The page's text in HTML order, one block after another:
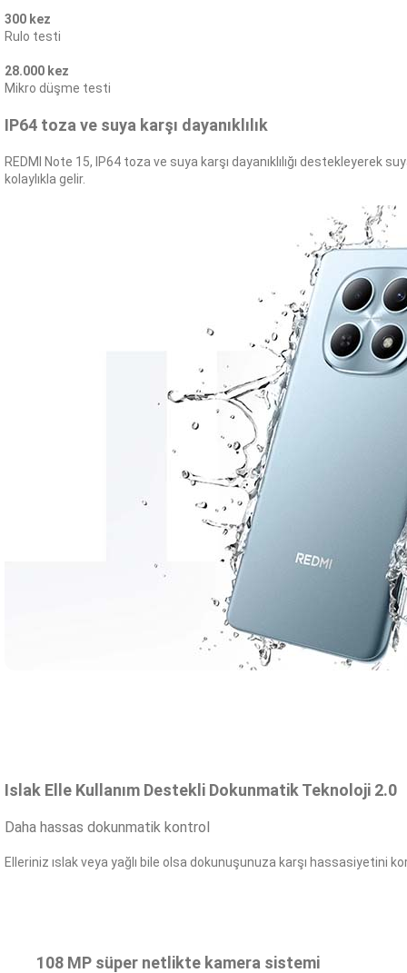
300 kez
Rulo testi
28.000 kez
Mikro düşme testi
IP64 toza ve suya karşı dayanıklılık
REDMI Note 15, IP64 toza ve suya karşı dayanıklılığı
kolaylıkla gelir.
Islak Elle Kullanım Destekli Dokunmatik Teknoloji 2.0
Daha hassas dokunmatik kontrol
Elleriniz ıslak veya yağlı bile olsa dokunuşunuza karşı hassasiyetini
108 MP süper netlikte kamera sistemi